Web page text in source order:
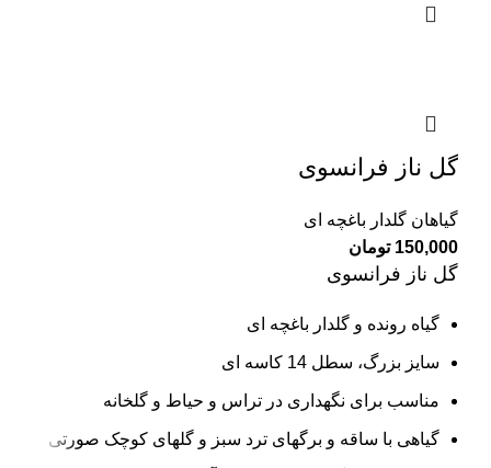
گل ناز فرانسوی
گیاهان گلدار باغچه ای
150,000 تومان
گل ناز فرانسوی
گیاه رونده و گلدار باغچه ای
سایز بزرگ، سطل 14 کاسه ای
مناسب برای نگهداری در تراس و حیاط و گلخانه
گیاهی با ساقه و برگهای ترد سبز و گلهای کوچک صورتی